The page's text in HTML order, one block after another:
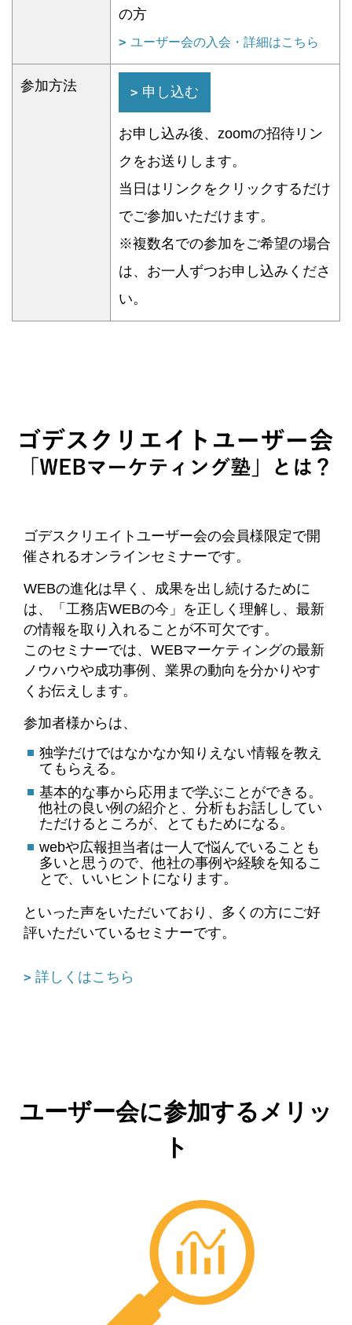
の方
ユーザー会の入会・詳細はこちら
参加方法 申し込む
お申し込み後、zoomの招待リン
クをお送りします。
当日はリンクをクリックするだけ
でご参加いただけます。
※複数名での参加をご希望の場合
は、お一人ずつお申し込みくださ
い。
ゴデスクリエイトユーザー会の会員様限定で開
催されるオンラインセミナーです。
WEBの進化は早く、成果を出し続けるために
は、「工務店WEBの今」を正しく理解し、最新
の情報を取り入れることが不可欠です。
このセミナーでは、WEBマーケティングの最新
ノウハウや成功事例、業界の動向を分かりやす
くお伝えします。
参加者様からは、
独学だけではなかなか知りえない情報を教え
てもらえる。
基本的な事から応用まで学ぶことができる。
他社の良い例の紹介と、分析もお話ししてい
ただけるところが、とてもためになる。
webや広報担当者は一人で悩んでいることも
多いと思うので、他社の事例や経験を知るこ
とで、いいヒントになります。
といった声をいただいており、多くの方にご好
評いただいているセミナーです。
詳しくはこちら
ユーザー会に参加するメリッ
ト